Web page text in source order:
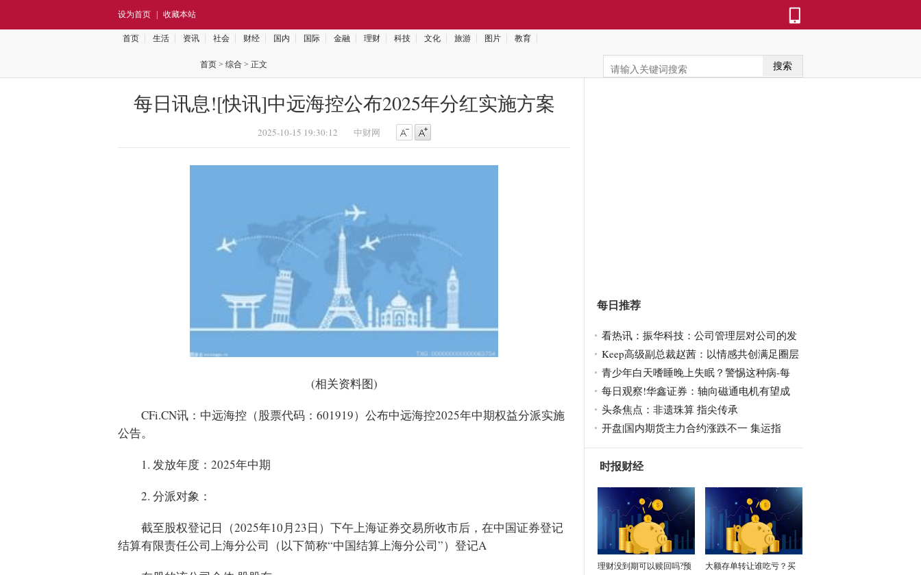
设为首页 收藏本站
首页 生活 资讯 社会 财经 国内 国际 金融 理财 科技 文化 旅游 图片 教育
首页 > 综合 > 正文 搜索
每日讯息![快讯]中远海控公布2025年分红实施方案
2025-10-15 19:30:12 中财网
(相关资料图)
CFi.CN讯：中远海控（股票代码：601919）公布中远海控2025年中期权益分派实施
公告。
1. 发放年度：2025年中期
2. 分派对象：
截至股权登记日（2025年10月23日）下午上海证券交易所收市后，在中国证券登记
结算有限责任公司上海分公司（以下简称“中国结算上海分公司”）登记A
每日推荐
看热讯：振华科技：公司管理层对公司的发
Keep高级副总裁赵茜：以情感共创满足圈层
青少年白天嗜睡晚上失眠？警惕这种病-每
每日观察!华鑫证券：轴向磁通电机有望成
头条焦点：非遗珠算 指尖传承
开盘|国内期货主力合约涨跌不一 集运指
时报财经
理财没到期可以赎回吗?预
大额存单转让谁吃亏？买